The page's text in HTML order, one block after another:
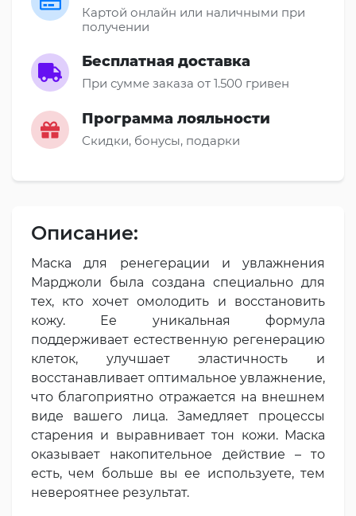
Картой онлайн или наличными при
получении
Бесплатная доставка
При сумме заказа от 1.500 гривен
Программа лояльности
Скидки, бонусы, подарки
Описание:
Маска для ренегерации и увлажнения
Марджоли была создана специально для
тех, кто хочет омолодить и восстановить
кожу. Ее уникальная формула
поддерживает естественную регенерацию
клеток, улучшает эластичность и
восстанавливает оптимальное увлажнение,
что благоприятно отражается на внешнем
виде вашего лица. Замедляет процессы
старения и выравнивает тон кожи. Маска
оказывает накопительное действие – то
есть, чем больше вы ее используете, тем
невероятнее результат.